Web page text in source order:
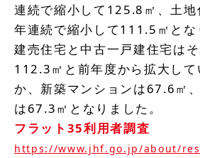
連続で縮小して125.8㎡、土地
年連続で縮小して111.5㎡とな
建売住宅と中古一戸建住宅は
112.3㎡と前年度から拡大して
か、新築マンションは67.6㎡
は67.3㎡となりました。
フラット35利用者調査
https://www.jhf.go.jp/about/